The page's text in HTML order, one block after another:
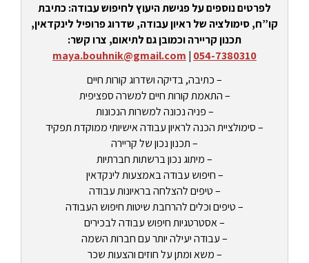
לפרטים נוספים על פגישת היעוץ לחיפוש עבודה: כתיבת
קו”ח, סימולציה של ראיון עבודה, שדרוג פרופיל לינקדאין,
תכנון קריירה וכמובן גם לתיאום, צרו קשר:
054-7380310
|
maya.bouhnik@gmail.com
– כתיבה, בדיקה ושדרוג קורות חיים
– התאמת קורות חיים למשרה ספציפית
– פניה נכונה למשרות הנכונות
– סימולציית הכנה לראיון עבודה אישיותי ממוקדת תפקיד
– תכנון נכון של קריירה
– מיתוג נכון ברשתות חברתיות
– חיפוש עבודה באמצעות לינקדאין
– טיפים להצלחה בראיונות עבודה
– טיפים וכלים להרחבת שיטות חיפוש העבודה
– אסטרטגיות חיפוש עבודה לבכירים
– עבודה יעילה יותר עם חברות השמה
– משא ומתן על חוזים והצעות שכר